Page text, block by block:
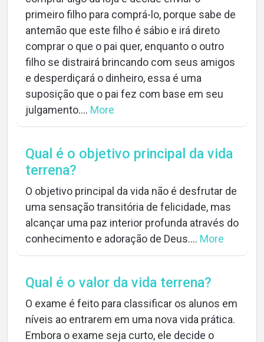
primeiro filho para comprá-lo, porque sabe de
antemão que este filho é sábio e irá direto
comprar o que o pai quer, enquanto o outro
filho se distrairá brincando com seus amigos
e desperdiçará o dinheiro, essa é uma
suposição que o pai fez com base em seu
julgamento.... More
Qual é o objetivo principal da vida
terrena?
O objetivo principal da vida não é desfrutar de
uma sensação transitória de felicidade, mas
alcançar uma paz interior profunda através do
conhecimento e adoração de Deus.... More
Qual é o valor da vida terrena?
O exame é feito para classificar os alunos em
níveis ao entrarem em uma nova vida prática.
Embora o exame seja curto, ele decide o